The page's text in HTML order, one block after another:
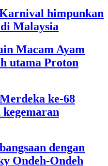
himpunkan
Malaysia
Macam Ayam
utama Proton
ke-68
kegemaran
dengan
Ondeh-Ondeh